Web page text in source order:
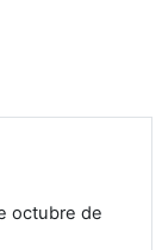
octubre de